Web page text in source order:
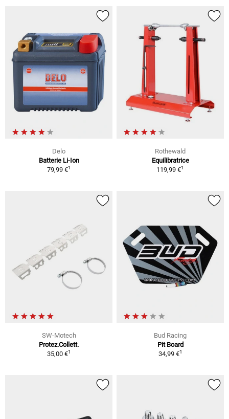
Delo
Batterie Li-Ion
79,99 €1
Rothewald
Equilibratrice
119,99 €1
SW-Motech
Protez.Collett.
35,00 €1
Bud Racing
Pit Board
34,99 €1